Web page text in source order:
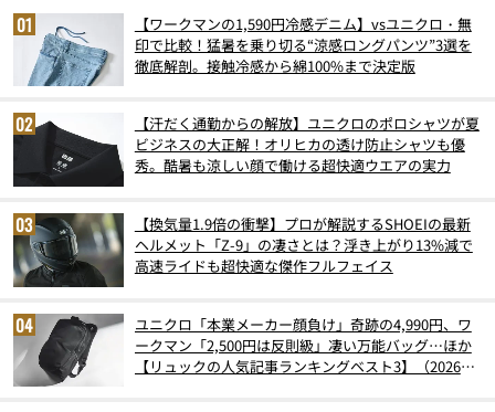
【ワークマンの1,590円冷感デニム】vsユニクロ・無
印で比較！猛暑を乗り切る“涼感ロングパンツ”3選を
徹底解剖。接触冷感から綿100%まで決定版
【汗だく通勤からの解放】ユニクロのポロシャツが夏
ビジネスの大正解！オリヒカの透け防止シャツも優
秀。酷暑も涼しい顔で働ける超快適ウエアの実力
【換気量1.9倍の衝撃】プロが解説するSHOEIの最新
ヘルメット「Z-9」の凄さとは？浮き上がり13%減で
高速ライドも超快適な傑作フルフェイス
ユニクロ「本業メーカー顔負け」奇跡の4,990円、ワ
ークマン「2,500円は反則級」凄い万能バッグ…ほか
【リュックの人気記事ランキングベスト3】（2026年